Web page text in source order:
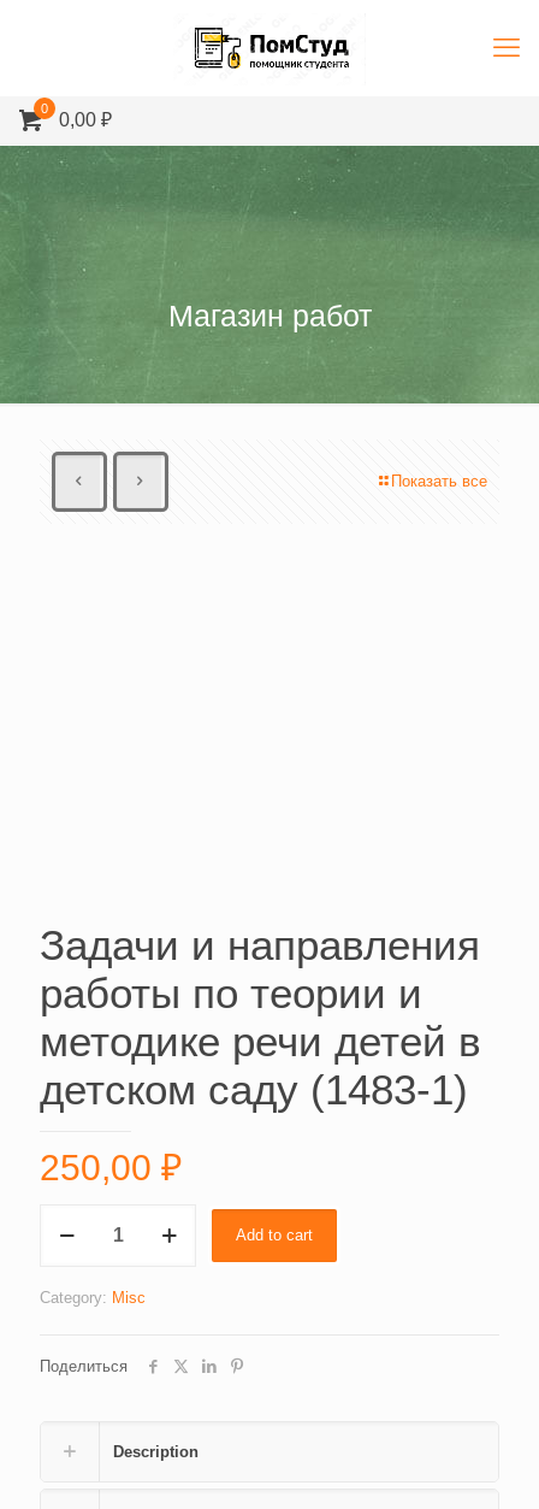
0
0,00 ₽
Магазин работ
Показать все
Задачи и направления
работы по теории и
методике речи детей в
детском саду (1483-1)
250,00 ₽
работы
и
детей
Add to cart
Category: Misc
Поделиться
Description